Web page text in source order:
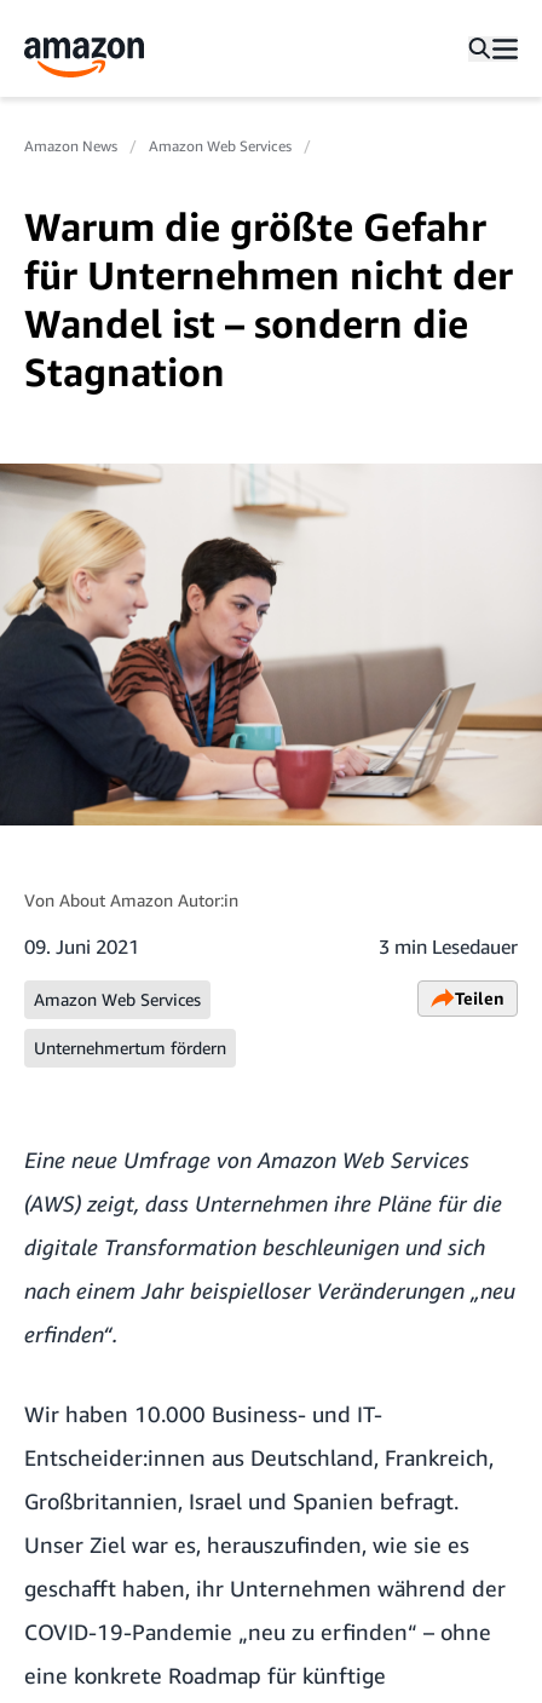
Amazon News Amazon Web Services
Warum die größte Gefahr
für Unternehmen nicht der
Wandel ist – sondern die
Stagnation
Von About Amazon Autor:in
09. Juni 2021 3 min Lesedauer
Amazon Web Services
Unternehmertum fördern
Teilen
Eine neue Umfrage von Amazon Web Services
(AWS) zeigt, dass Unternehmen ihre Pläne für die
digitale Transformation beschleunigen und sich
nach einem Jahr beispielloser Veränderungen „neu
erfinden“.
Wir haben 10.000 Business- und IT-
Entscheider:innen aus Deutschland, Frankreich,
Großbritannien, Israel und Spanien befragt.
Unser Ziel war es, herauszufinden, wie sie es
geschafft haben, ihr Unternehmen während der
COVID-19-Pandemie „neu zu erfinden“ – ohne
eine konkrete Roadmap für künftige